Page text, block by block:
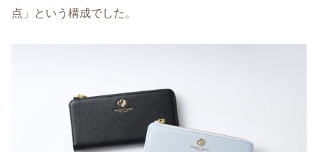
点」という構成でした。